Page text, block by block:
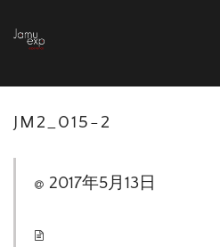
JM2_015-2
2017年5月13日